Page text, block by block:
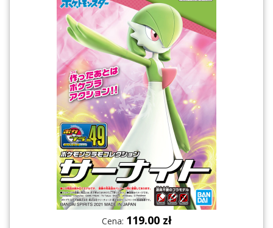
Cena: 119.00 zł